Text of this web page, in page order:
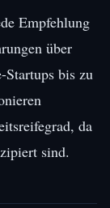
Empfehlung
über
bis zu
da
sind.